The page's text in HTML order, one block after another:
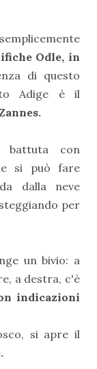
Odle, in
di questo
Adige è il
battuta con
si può fare
dalla neve
per
un bivio: a
a destra, c'è
indicazioni
si apre il